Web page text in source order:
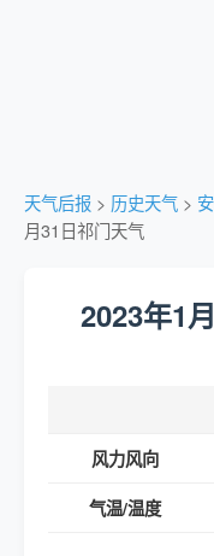
天气后报 > 历史天气 >
月31日祁门天气
2023年1
风力风向
气温/温度